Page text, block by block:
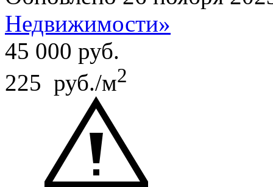
Недвижимости»
45 000 руб.
225 руб./м2